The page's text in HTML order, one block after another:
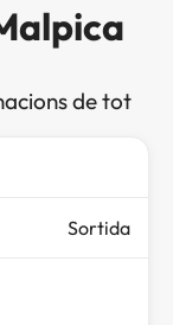
de tot
Sortida